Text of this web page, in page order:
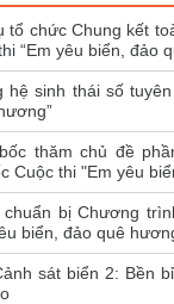
tổ chức Chung kết
“Em yêu biển, đảo
hệ sinh thái số
thăm chủ đề
Cuộc thi "Em yêu
bị Chương
biển, đảo quê
sát biển 2: Bền